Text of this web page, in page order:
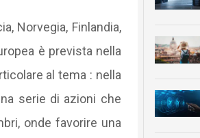
Norvegia, Finlandia,
è prevista nella
al tema : nella
serie di azioni che
onde favorire una